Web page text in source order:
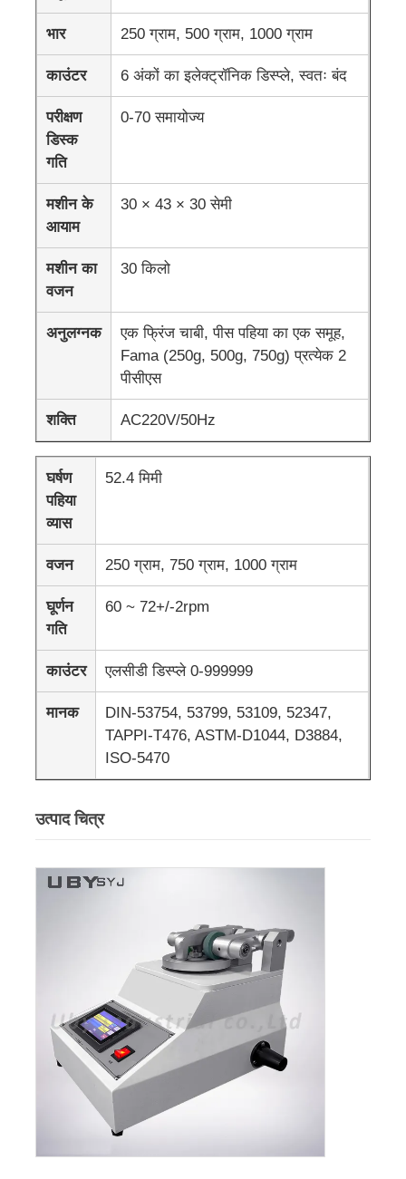
फैक्टरी यात्रा
गुणवत्ता नियंत्रण
हमसे संपर्क करें
एक बोली का अनुरोध
प्रयोगशाला परीक्षण उपकरण
पर्यावरण परीक्षण कक्ष
सार्वभौमिक परीक्षण मशीन
प्रभाव परीक्षण मशीन
घर्षण परीक्षण मशीन
रबर परीक्षण उपकरण
जूते परीक्षण उपकरण
निर्माण सामग्री परीक्षण उपकरण
पैकेजिंग परीक्षण उपकरण
भार 250 ग्राम, 500 ग्राम, 1000 ग्राम
काउंटर 6 अंकों का इलेक्ट्रॉनिक डिस्प्ले, स्वतः बंद
परीक्षण
डिस्क
गति
0-70 समायोज्य
मशीन के
आयाम
30 × 43 × 30 सेमी
मशीन का
वजन
30 किलो
अनुलग्नक
एक फ्रिंज चाबी, पीस पहिया का एक समूह,
Fama (250g, 500g, 750g) प्रत्येक 2
पीसीएस
शक्ति AC220V/50Hz
घर्षण
पहिया
व्यास
52.4 मिमी
वजन 250 ग्राम, 750 ग्राम, 1000 ग्राम
घूर्णन
गति
60 ~ 72+/-2rpm
काउंटर एलसीडी डिस्प्ले 0-999999
मानक
DIN-53754, 53799, 53109, 52347,
TAPPI-T476, ASTM-D1044, D3884,
ISO-5470
उत्पाद चित्र